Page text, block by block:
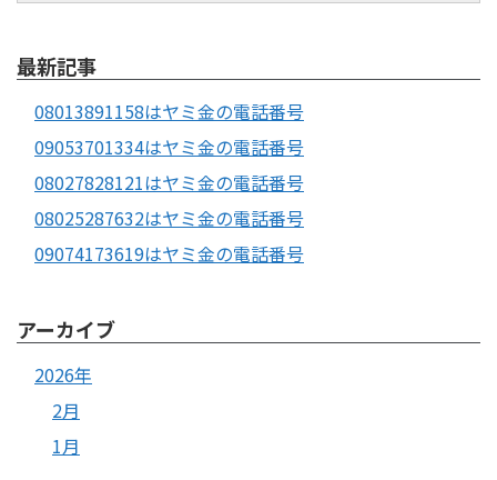
最新記事
08013891158はヤミ金の電話番号
09053701334はヤミ金の電話番号
08027828121はヤミ金の電話番号
08025287632はヤミ金の電話番号
09074173619はヤミ金の電話番号
アーカイブ
2026年
2月
1月